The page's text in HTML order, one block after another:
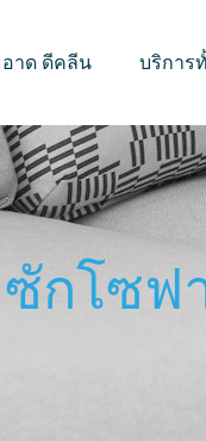
าด ดีคลีน บริการ
กโซฟ